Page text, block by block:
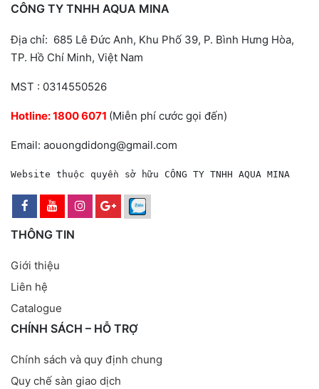
CÔNG TY TNHH AQUA MINA
Địa chỉ: 685 Lê Đức Anh, Khu Phố 39, P. Bình Hưng Hòa,
TP. Hồ Chí Minh, Việt Nam
MST : 0314550526
Hotline:1800 6071 (Miễn phí cước gọi đến)
Email: aouongdidong@gmail.com
Website thuộc quyền sở hữu CÔNG TY TNHH AQUA MINA
THÔNG TIN
Giới thiệu
Liên hệ
Catalogue
CHÍNH SÁCH – HỖ TRỢ
Chính sách và quy định chung
Quy chế sàn giao dịch